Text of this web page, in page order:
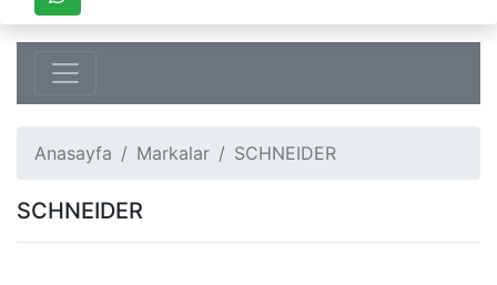
Anasayfa Markalar SCHNEIDER
SCHNEIDER